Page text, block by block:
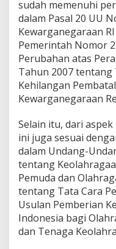
sudah memenuhi
dalam Pasal 20 UU
Kewarganegaraan
Pemerintah Nomor
Perubahan atas
Tahun 2007
Kehilangan
Kewarganegaraan
Selain itu, dari
ini juga sesuai
dalam Undang-
tentang
Pemuda dan
tentang Tata Cara
Usulan Pemberian
Indonesia bagi
dan Tenaga